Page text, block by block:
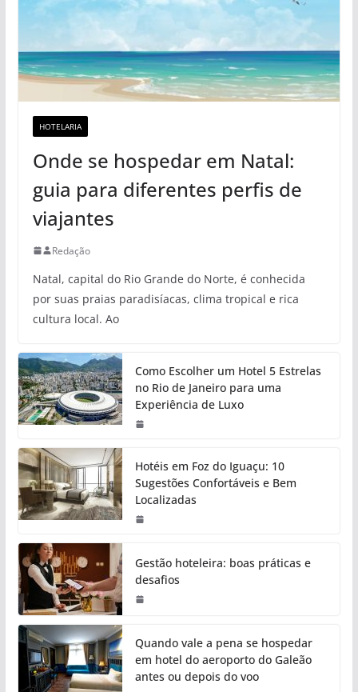
HOTELARIA
Onde se hospedar em Natal:
guia para diferentes perfis de
viajantes
Redação
Natal, capital do Rio Grande do Norte, é conhecida
por suas praias paradisíacas, clima tropical e rica
cultura local. Ao
Como Escolher um Hotel 5 Estrelas
no Rio de Janeiro para uma
Experiência de Luxo
Hotéis em Foz do Iguaçu: 10
Sugestões Confortáveis e Bem
Localizadas
Gestão hoteleira: boas práticas e
desafios
Quando vale a pena se hospedar
em hotel do aeroporto do Galeão
antes ou depois do voo